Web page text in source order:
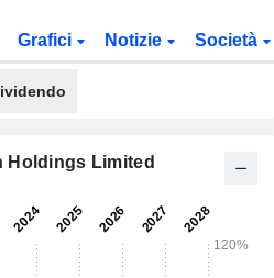
Grafici Notizie Società
Holdings Limited